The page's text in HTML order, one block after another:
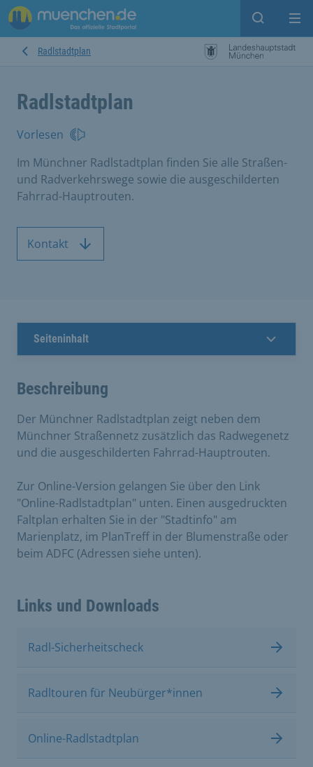
Suche
Radlstadtplan
Radlstadtplan
Vorlesen
Im Münchner Radlstadtplan finden Sie alle Straßen-
und Radverkehrswege sowie die ausgeschilderten
Fahrrad-Hauptrouten.
Kontakt
Seiteninhalt
Beschreibung
Der Münchner Radlstadtplan zeigt neben dem
Münchner Straßennetz zusätzlich das Radwegenetz
und die ausgeschilderten Fahrrad-Hauptrouten.
Zur Online-Version gelangen Sie über den Link
"Online-Radlstadtplan" unten. Einen ausgedruckten
Faltplan erhalten Sie in der "Stadtinfo" am
Marienplatz, im PlanTreff in der Blumenstraße oder
beim ADFC (Adressen siehe unten).
Links und Downloads
Radl-Sicherheitscheck
Radltouren für Neubürger*innen
Online-Radlstadtplan